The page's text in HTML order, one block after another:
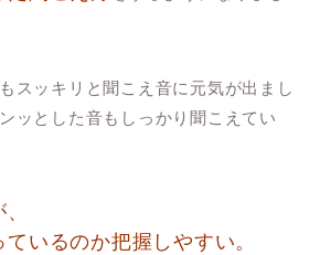
スッキリと聞こえ音に元気が出まし
ッとした音もしっかり聞こえてい
いるのか把握しやすい。